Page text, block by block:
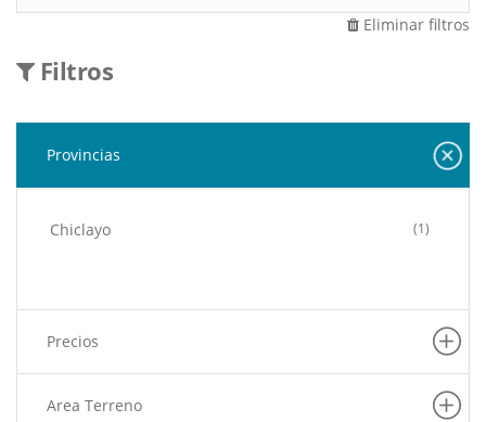
Eliminar filtros
Filtros
Provincias
Chiclayo (1)
Precios
Area Terreno